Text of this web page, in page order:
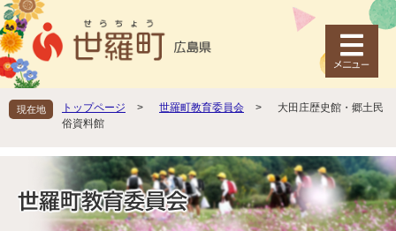
ペ
ー
ジ
の
頭
で
メ
ニ
ュ
ー
飛
ば
現在地 トップページ > 世羅町教育委員会 >
大田庄歴史館・郷土民
俗資料館
世羅町教育委員会